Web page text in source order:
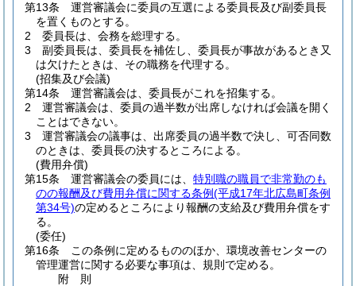
第13条
運営審議会に委員の互選による委員長及び副委員長
を置くものとする。
2
委員長は、会務を総理する。
3
副委員長は、委員長を補佐し、委員長が事故があるとき又
は欠けたときは、その職務を代理する。
(招集及び会議)
第14条
運営審議会は、委員長がこれを招集する。
2
運営審議会は、委員の過半数が出席しなければ会議を開く
ことはできない。
3
運営審議会の議事は、出席委員の過半数で決し、可否同数
のときは、委員長の決するところによる。
(費用弁償)
第15条
運営審議会の委員には、 特別職の職員で非常勤のも
のの報酬及び費用弁償に関する条例(平成17年北広島町条例
第34号)の定めるところにより報酬の支給及び費用弁償をす
る。
(委任)
第16条
この条例に定めるもののほか、環境改善センターの
管理運営に関する必要な事項は、規則で定める。
附 則